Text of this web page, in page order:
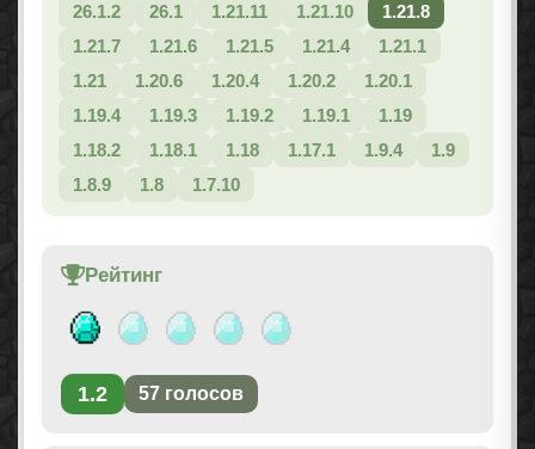
26.1.2
26.1 1.21.11 1.21.10
1.21.8
1.21.7
1.21.6 1.21.5 1.21.4
1.21.1
1.21
1.20.6 1.20.4 1.20.2
1.20.1
1.19.4
1.19.3 1.19.2 1.19.1
1.19
1.18.2
1.18.1 1.18 1.17.1 1.9.4
1.9
1.8.9
1.8 1.7.10
Рейтинг
1.2 57 голосов